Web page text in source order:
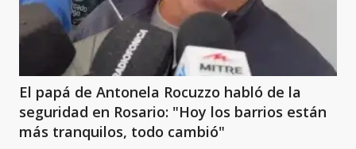
El papá de Antonela Rocuzzo habló de la
seguridad en Rosario: "Hoy los barrios están
más tranquilos, todo cambió"